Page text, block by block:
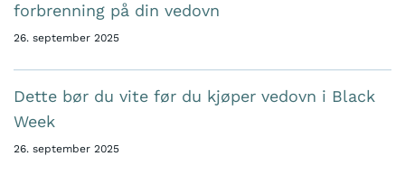
forbrenning på din vedovn
26. september 2025
Dette bør du vite før du kjøper vedovn i Black
Week
26. september 2025